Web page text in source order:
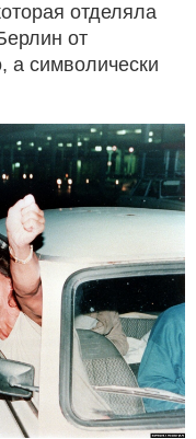
отделяла
от
а символически